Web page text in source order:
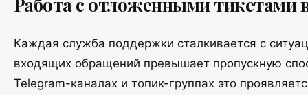
Каждая служба поддержки сталкивается с
входящих обращений превышает пропускную
Telegram-каналах и топик-группах это